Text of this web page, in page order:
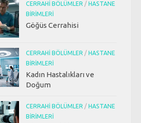
CERRAHI BÖLÜMLER / HASTANE
BIRIMLERI
Göğüs Cerrahisi
CERRAHI BÖLÜMLER / HASTANE
BIRIMLERI
Kadın Hastalıkları ve
Doğum
CERRAHI BÖLÜMLER / HASTANE
BIRIMLERI